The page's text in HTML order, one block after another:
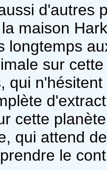
d'autres
maison
longtemps
sur
qui
cette
qui attend
le